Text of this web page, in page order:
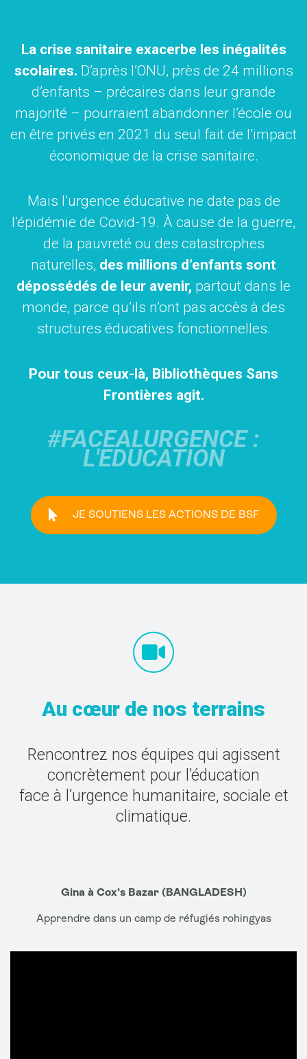
La crise sanitaire exacerbe les inégalités
scolaires. D’après l’ONU, près de 24 millions
d’enfants – précaires dans leur grande
majorité – pourraient abandonner l’école ou
en être privés en 2021 du seul fait de l’impact
économique de la crise sanitaire.
Mais l’urgence éducative ne date pas de
l’épidémie de Covid-19. À cause de la guerre,
de la pauvreté ou des catastrophes
naturelles, des millions d’enfants sont
dépossédés de leur avenir, partout dans le
monde, parce qu’ils n’ont pas accès à des
structures éducatives fonctionnelles.
Pour tous ceux-là, Bibliothèques Sans
Frontières agit.
#FACEALURGENCE :
L'EDUCATION
JE SOUTIENS LES ACTIONS DE BSF
Au cœur de nos terrains
Rencontrez nos équipes qui agissent
concrètement pour l’éducation
face à l’urgence humanitaire, sociale et
climatique.
Gina à Cox’s Bazar (BANGLADESH)
Apprendre dans un camp de réfugiés rohingyas